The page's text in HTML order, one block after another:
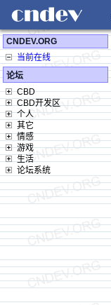
CNDEV.ORG
当前在线
论坛
CBD
CBD开发区
个人
其它
情感
游戏
生活
论坛系统